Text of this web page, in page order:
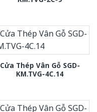
Cửa Thép Vân Gỗ SGD-
KM.TVG-4C.14